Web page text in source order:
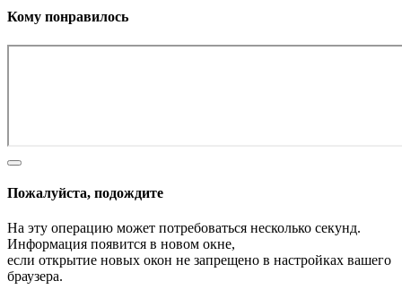
Кому понравилось
Пожалуйста, подождите
На эту операцию может потребоваться несколько секунд.
Информация появится в новом окне,
если открытие новых окон не запрещено в настройках вашего
браузера.